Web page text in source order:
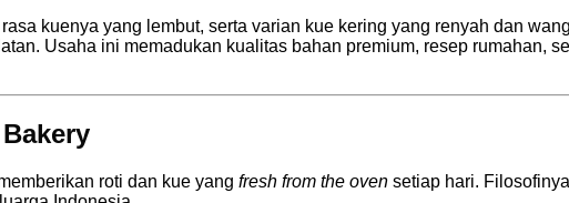
kuenya yang lembut, serta varian kue kering yang renyah dan
Usaha ini memadukan kualitas bahan premium, resep rumahan,
roti dan kue yang fresh from the oven setiap hari.